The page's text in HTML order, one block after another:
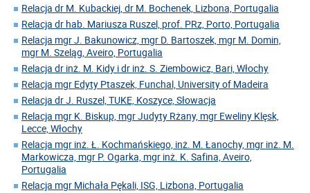
Relacja dr M. Kubackiej, dr M. Bochenek, Lizbona, Portugalia
Relacja dr hab. Mariusza Ruszel, prof. PRz, Porto, Portugalia
Relacja mgr J. Bakunowicz, mgr D. Bartoszek, mgr M. Domin,
mgr M. Szeląg, Aveiro, Portugalia
Relacja dr inż. M. Kidy i dr inż. S. Ziembowicz, Bari, Włochy
Relacja mgr Edyty Ptaszek, Funchal, University of Madeira
Relacja dr J. Ruszel, TUKE, Koszyce, Słowacja
Relacja mgr K. Biskup, mgr Judyty Rżany, mgr Eweliny Klęsk,
Lecce, Włochy
Relacja mgr inż. Ł. Kochmańskiego, inż. M. Łanochy, mgr inż. M.
Markowicza, mgr P. Ogarka, mgr inż. K. Safina, Aveiro,
Portugalia
Relacja mgr Michała Pękali, ISG, Lizbona, Portugalia